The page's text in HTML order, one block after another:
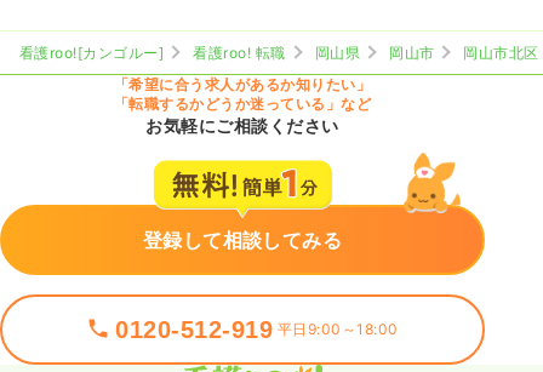
看護roo![カンゴルー] 看護roo! 転職 岡山県 岡山市
岡山市北区
「希望に合う求人があるか知りたい」
「転職するかどうか迷っている」など
お気軽にご相談ください
登録して相談してみる
0120-512-919 平日9:00～18:00